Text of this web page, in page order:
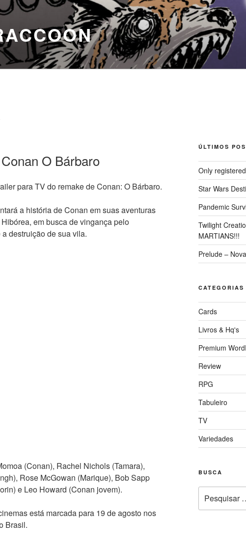
O Bárbaro
para TV do remake de Conan: O Bárbaro.
a história de Conan em suas aventuras
em busca de vingança pelo
destruição de sua vila.
(Conan), Rachel Nichols (Tamara),
Rose McGowan (Marique), Bob Sapp
e Leo Howard (Conan jovem).
está marcada para 19 de agosto nos
Brasil.
ÚLTIMOS
Only
Star Wars
Pandemic
Twilight
MARTIANS!!!
Prelude –
CATEGORIAS
Cards
Livros & Hq's
Premium
Review
RPG
Tabuleiro
TV
Variedades
BUSCA
por: